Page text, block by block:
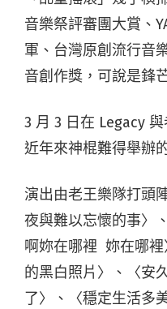
音樂祭評審團大賞、
軍、台灣原創流行音
音創作獎，可說是鋒
3 月 3 日在 Legacy
近年來神棍難得舉辦
演出由老王樂隊打頭
夜與難以忘懷的事〉
啊妳在哪裡 妳在哪
的黑白照片〉、〈安
了〉、〈穩定生活多